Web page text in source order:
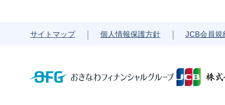
サイトマップ 個人情報保護方針 JCB会員規